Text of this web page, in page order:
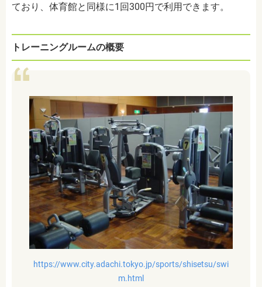
ており、体育館と同様に1回300円で利用できます。
トレーニングルームの概要
https://www.city.adachi.tokyo.jp/sports/shisetsu/swi
m.html